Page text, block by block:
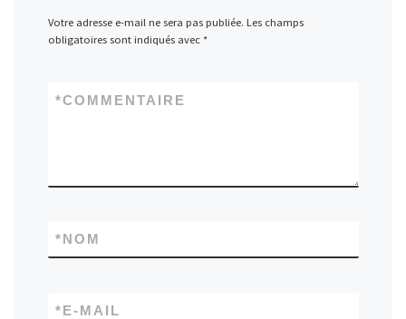
Votre adresse e-mail ne sera pas publiée. Les champs
obligatoires sont indiqués avec *
COMMENTAIRE
*
NOM
*
E-MAIL
*